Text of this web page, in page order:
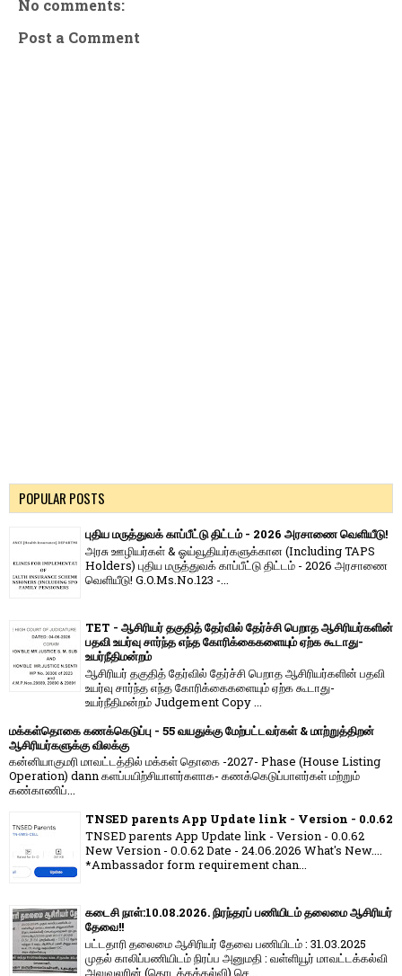
No comments:
Post a Comment
POPULAR POSTS
புதிய மருத்துவக் காப்பீட்டு திட்டம் - 2026 அரசாணை வெளியீடு!
அரசு ஊழியர்கள் & ஓய்வூதியர்களுக்கான (Including TAPS
Holders) புதிய மருத்துவக் காப்பீட்டு திட்டம் - 2026 அரசாணை
வெளியீடு! G.O.Ms.No.123 -...
TET - ஆசிரியர் தகுதித் தேர்வில் தேர்ச்சி பெறாத ஆசிரியர்களின்
பதவி உயர்வு சார்ந்த எந்த கோரிக்கைகளையும் ஏற்க கூடாது-
உயர்நீதிமன்றம்
ஆசிரியர் தகுதித் தேர்வில் தேர்ச்சி பெறாத ஆசிரியர்களின் பதவி
உயர்வு சார்ந்த எந்த கோரிக்கைகளையும் ஏற்க கூடாது-
உயர்நீதிமன்றம் Judgement Copy ...
மக்கள்தொகை கணக்கெடுப்பு - 55 வயதுக்கு மேற்பட்டவர்கள் & மாற்றுத்திறன்
ஆசிரியர்களுக்கு விலக்கு
கன்னியாகுமரி மாவட்டத்தில் மக்கள் தொகை -2027- Phase (House Listing
Operation) dann களப்பயிற்சியாளர்களாக- கணக்கெடுப்பாளர்கள் மற்றும்
கண்காணிப்...
TNSED parents App Update link - Version - 0.0.62
TNSED parents App Update link - Version - 0.0.62
New Version - 0.0.62 Date - 24.06.2026 What's New....
*Ambassador form requirement chan...
கடைசி நாள்:10.08.2026. நிரந்தரப் பணியிடம் தலைமை ஆசிரியர்
தேவை!!
பட்டதாரி தலைமை ஆசிரியர் தேவை பணியிடம் : 31.03.2025
முதல் காலிப்பணியிடம் நிரப்ப அனுமதி : வள்ளியூர் மாவட்டக்கல்வி
அலுவலரின் (தொடக்கக்கல்வி) செ...